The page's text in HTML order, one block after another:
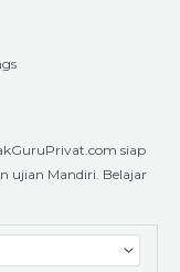
siap
ujian Mandiri. Belajar